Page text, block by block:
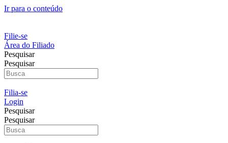
Ir para o conteúdo
Filie-se
Área do Filiado
Pesquisar
Pesquisar
Filia-se
Login
Pesquisar
Pesquisar